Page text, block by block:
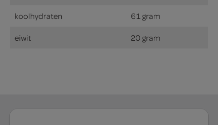
koolhydraten 61 gram
eiwit 20 gram